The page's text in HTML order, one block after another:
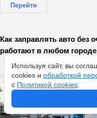
Перейти
Как заправлять авто без
работают в любом
Используя сайт, вы
cookies и обработкой
с Политикой cookies